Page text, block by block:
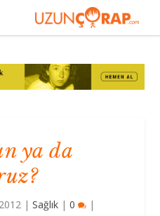
ya da
|Sağlık |0 |